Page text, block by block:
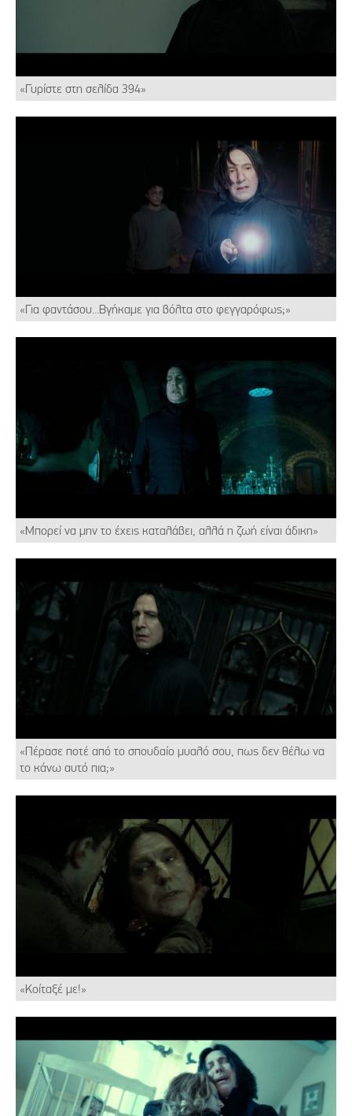
«Γυρίστε στη σελίδα 394»
«Για φαντάσου...Βγήκαμε για βόλτα στο φεγγαρόφως;»
«Μπορεί να μην το έχεις καταλάβει, αλλά η ζωή είναι άδικη»
«Πέρασε ποτέ από το σπουδαίο μυαλό σου, πως δεν θέλω να
το κάνω αυτό πια;»
«Κοίταξέ με!»